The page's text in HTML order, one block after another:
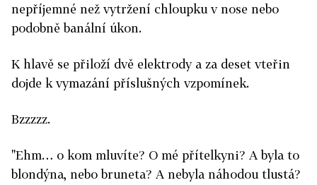
nepříjemné než vytržení chloupku v nose nebo
podobně banální úkon.
K hlavě se přiloží dvě elektrody a za deset vteřin
dojde k vymazání příslušných vzpomínek.
Bzzzzz.
"Ehm… o kom mluvíte? O mé přítelkyni? A byla to
blondýna, nebo bruneta? A nebyla náhodou tlustá?